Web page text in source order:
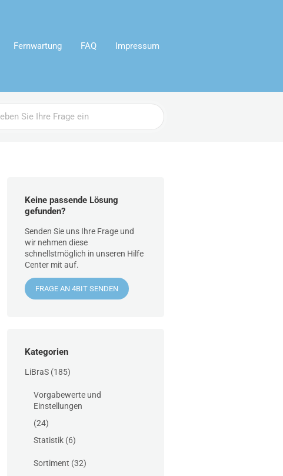
Fernwartung FAQ Impressum
Keine passende Lösung
gefunden?
Senden Sie uns Ihre Frage und
wir nehmen diese
schnellstmöglich in unseren Hilfe
Center mit auf.
FRAGE AN 4BIT SENDEN
Kategorien
LiBraS (185)
Vorgabewerte und
Einstellungen
(24)
Statistik (6)
Sortiment (32)